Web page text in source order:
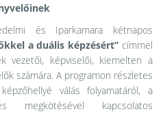
és Iparkamara kétnapos
a duális képzésért” címmel
vezetői, képviselői, kiemelten a
számára. A programon részletes
válás folyamatáról, a
megkötésével kapcsolatos